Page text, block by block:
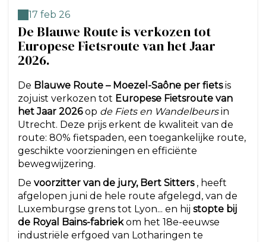
17 feb 26
De Blauwe Route is verkozen tot
Europese Fietsroute van het Jaar
2026.
De Blauwe Route – Moezel-Saône per fietsis
zojuist verkozen tot Europese Fietsroute van
het Jaar 2026op de Fiets en Wandelbeursin
Utrecht. Deze prijs erkent de kwaliteit van de
route: 80% fietspaden, een toegankelijke route,
geschikte voorzieningen en efficiënte
bewegwijzering.
De voorzitter van de jury, Bert Sitters, heeft
afgelopen juni de hele route afgelegd, van de
Luxemburgse grens tot Lyon... en hij stopte bij
de Royal Bains-fabriekom het 18e-eeuwse
industriële erfgoed van Lotharingen te